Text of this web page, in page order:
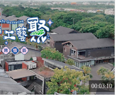
00:03:10